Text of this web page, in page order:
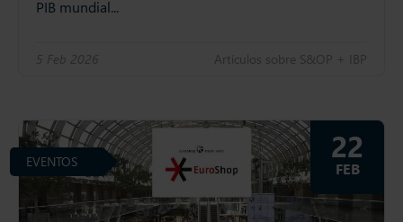
PIB mundial...
5 Feb 2026 Artículos sobre S&OP + IBP
EVENTOS 22
FEB